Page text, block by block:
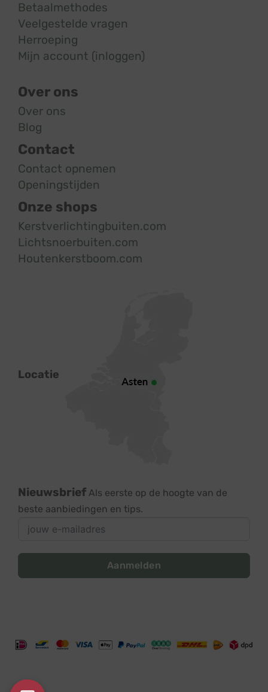
Betaalmethodes
Veelgestelde vragen
Herroeping
Mijn account (inloggen)
Over ons
Over ons
Blog
Contact
Contact opnemen
Openingstijden
Onze shops
Kerstverlichtingbuiten.com
Lichtsnoerbuiten.com
Houtenkerstboom.com
Locatie
Nieuwsbrief Als eerste op de hoogte van de
beste aanbiedingen en tips.
Aanmelden